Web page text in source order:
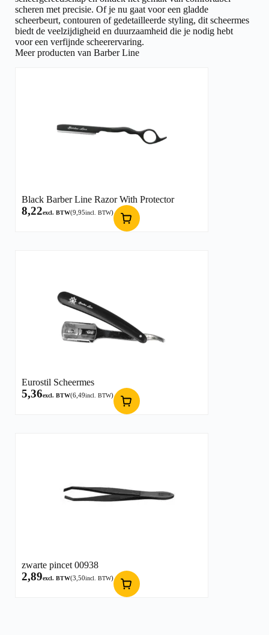
scheren met precisie. Of je nu gaat voor een gladde
scheerbeurt, contouren of gedetailleerde styling, dit scheermes
biedt de veelzijdigheid en duurzaamheid die je nodig hebt
voor een verfijnde scheerervaring.
Meer producten van Barber Line
Black Barber Line Razor With Protector
8,22excl. BTW(9,95incl. BTW)
Eurostil Scheermes
5,36excl. BTW(6,49incl. BTW)
zwarte pincet 00938
2,89excl. BTW(3,50incl. BTW)